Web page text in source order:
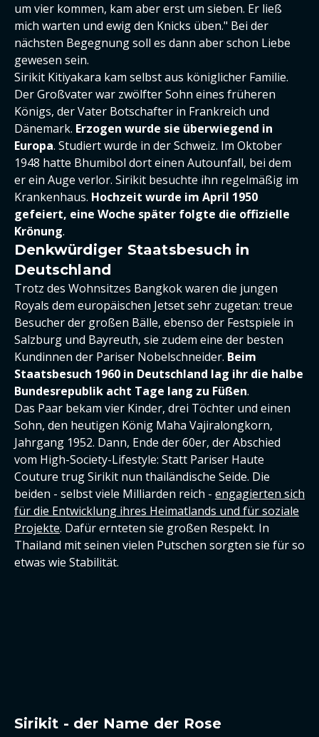
um vier kommen, kam aber erst um sieben. Er ließ
mich warten und ewig den Knicks üben." Bei der
nächsten Begegnung soll es dann aber schon Liebe
gewesen sein.
Sirikit Kitiyakara kam selbst aus königlicher Familie.
Der Großvater war zwölfter Sohn eines früheren
Königs, der Vater Botschafter in Frankreich und
Dänemark. Erzogen wurde sie überwiegend in
Europa. Studiert wurde in der Schweiz. Im Oktober
1948 hatte Bhumibol dort einen Autounfall, bei dem
er ein Auge verlor. Sirikit besuchte ihn regelmäßig im
Krankenhaus. Hochzeit wurde im April 1950
gefeiert, eine Woche später folgte die offizielle
Krönung.
Denkwürdiger Staatsbesuch in
Deutschland
Trotz des Wohnsitzes Bangkok waren die jungen
Royals dem europäischen Jetset sehr zugetan: treue
Besucher der großen Bälle, ebenso der Festspiele in
Salzburg und Bayreuth, sie zudem eine der besten
Kundinnen der Pariser Nobelschneider. Beim
Staatsbesuch 1960 in Deutschland lag ihr die halbe
Bundesrepublik acht Tage lang zu Füßen.
Das Paar bekam vier Kinder, drei Töchter und einen
Sohn, den heutigen König Maha Vajiralongkorn,
Jahrgang 1952. Dann, Ende der 60er, der Abschied
vom High-Society-Lifestyle: Statt Pariser Haute
Couture trug Sirikit nun thailändische Seide. Die
beiden - selbst viele Milliarden reich - engagierten sich
für die Entwicklung ihres Heimatlands und für soziale
Projekte. Dafür ernteten sie großen Respekt. In
Thailand mit seinen vielen Putschen sorgten sie für so
etwas wie Stabilität.
Sirikit - der Name der Rose